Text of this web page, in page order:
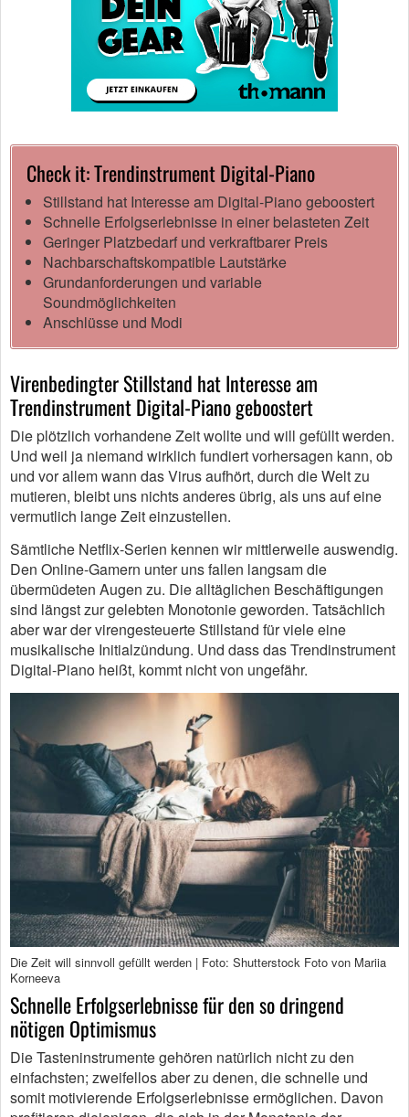
Check it: Trendinstrument Digital-Piano
Stillstand hat Interesse am Digital-Piano geboostert
Schnelle Erfolgserlebnisse in einer belasteten Zeit
Geringer Platzbedarf und verkraftbarer Preis
Nachbarschaftskompatible Lautstärke
Grundanforderungen und variable
Soundmöglichkeiten
Anschlüsse und Modi
Virenbedingter Stillstand hat Interesse am
Trendinstrument Digital-Piano geboostert
Die plötzlich vorhandene Zeit wollte und will gefüllt werden.
Und weil ja niemand wirklich fundiert vorhersagen kann, ob
und vor allem wann das Virus aufhört, durch die Welt zu
mutieren, bleibt uns nichts anderes übrig, als uns auf eine
vermutlich lange Zeit einzustellen.
Sämtliche Netflix-Serien kennen wir mittlerweile auswendig.
Den Online-Gamern unter uns fallen langsam die
übermüdeten Augen zu. Die alltäglichen Beschäftigungen
sind längst zur gelebten Monotonie geworden. Tatsächlich
aber war der virengesteuerte Stillstand für viele eine
musikalische Initialzündung. Und dass das Trendinstrument
Digital-Piano heißt, kommt nicht von ungefähr.
Die Zeit will sinnvoll gefüllt werden | Foto: Shutterstock Foto von Mariia
Korneeva
Schnelle Erfolgserlebnisse für den so dringend
nötigen Optimismus
Die Tasteninstrumente gehören natürlich nicht zu den
einfachsten; zweifellos aber zu denen, die schnelle und
somit motivierende Erfolgserlebnisse ermöglichen. Davon